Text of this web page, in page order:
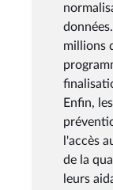
millions
Enfin,
l'accès
de la
leurs